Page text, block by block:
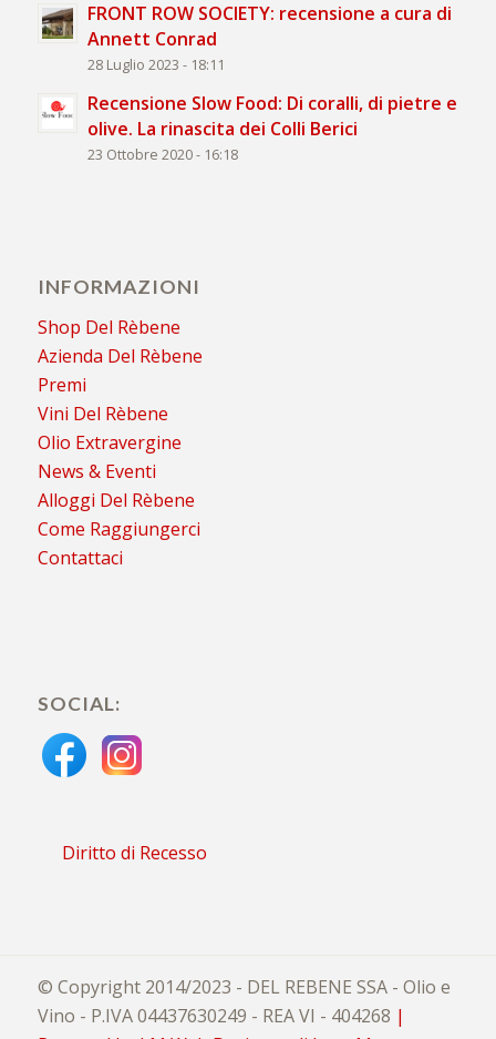
FRONT ROW SOCIETY: recensione a cura di
Annett Conrad
28 Luglio 2023 - 18:11
Recensione Slow Food: Di coralli, di pietre e
olive. La rinascita dei Colli Berici
23 Ottobre 2020 - 16:18
INFORMAZIONI
Shop Del Rèbene
Azienda Del Rèbene
Premi
Vini Del Rèbene
Olio Extravergine
News & Eventi
Alloggi Del Rèbene
Come Raggiungerci
Contattaci
SOCIAL:
Diritto di Recesso
© Copyright 2014/2023 - DEL REBENE SSA - Olio e
Vino - P.IVA 04437630249 - REA VI - 404268 |